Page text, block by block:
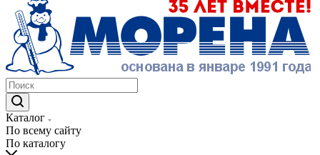
Каталог
По всему сайту
По каталогу